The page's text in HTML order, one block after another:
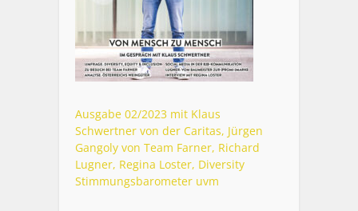
Ausgabe 02/2023 mit Klaus
Schwertner von der Caritas, Jürgen
Gangoly von Team Farner, Richard
Lugner, Regina Loster, Diversity
Stimmungsbarometer uvm